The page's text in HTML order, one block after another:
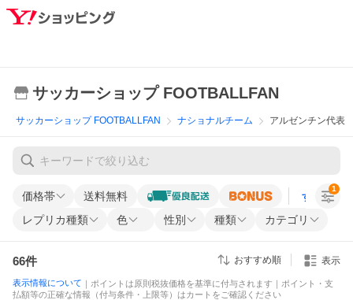
サッカーショップ FOOTBALLFAN
サッカーショップ FOOTBALLFAN ナショナルチーム アルゼンチン代表
価格帯 送料無料 すべての条
レプリカ種類 色 性別 種類 カテゴリ
1
66件 おすすめ順 表示
表示情報について ｜ポイントは原則税抜価格を基準に付与されます｜ポイント・支
払額等の正確な情報（付与条件・上限等）はカートをご確認ください